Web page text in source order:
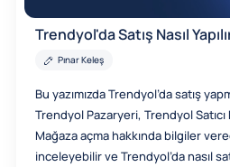
Trendyol'da Satış Nasıl
Pınar Keleş
Bu yazımızda Trendyol’da satış
Trendyol Pazaryeri, Trendyol
Mağaza açma hakkında bilgiler
inceleyebilir ve Trendyol’da nasıl